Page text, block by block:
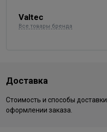
Valtec
Все товары бренда
Доставка
Стоимость и способы
оформлении заказа.